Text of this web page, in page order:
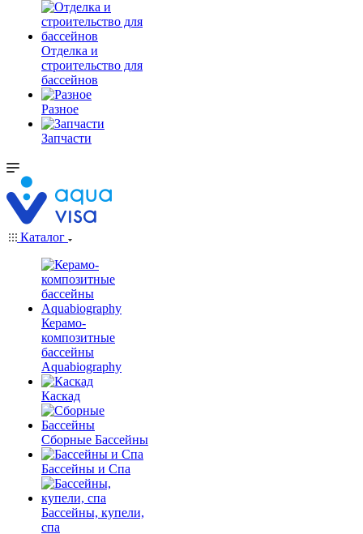
Отделка и
строительство для
бассейнов
Разное
Запчасти
Каталог
Керамо-
композитные
бассейны
Aquabiography
Каскад
Сборные Бассейны
Бассейны и Спа
Бассейны, купели,
спа